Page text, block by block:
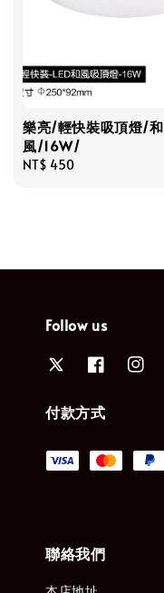
樂亮/輕快裝吸頂燈/和
風/16W/
Regular
NT$ 450
Follow us
付款方式
聯絡我們